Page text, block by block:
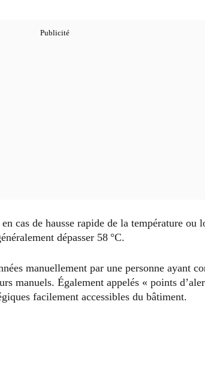
cas de hausse rapide de la température ou
dépasser 58 °C.
manuellement par une personne ayant
manuels. Également appelés « points
facilement accessibles du bâtiment.